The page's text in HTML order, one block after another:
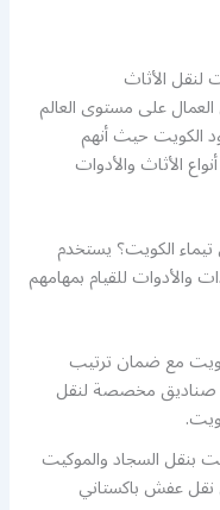
الأثاث
على مستوى العالم
الكويت حيث أنهم
الأثاث والأدوات
الكويت؟ يستخدم
للقيام بمهامهم
مع ضمان ترتيب
صناديق مخصصة لنقل
بنقل السجاد والموكيت
نقل عفش باكستاني